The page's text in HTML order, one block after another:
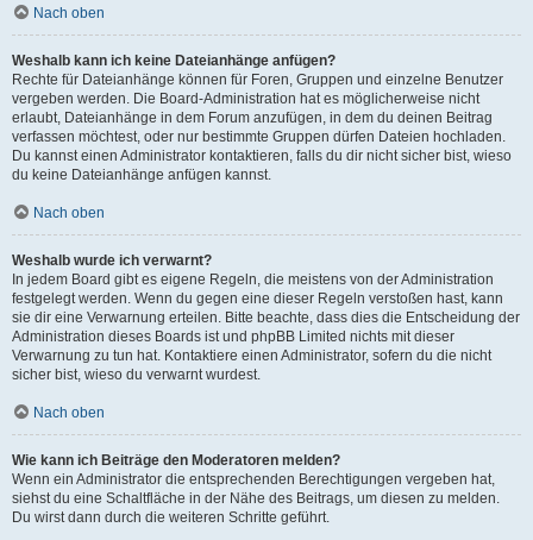
Nach oben
Weshalb kann ich keine Dateianhänge anfügen?
Rechte für Dateianhänge können für Foren, Gruppen und einzelne Benutzer
vergeben werden. Die Board-Administration hat es möglicherweise nicht
erlaubt, Dateianhänge in dem Forum anzufügen, in dem du deinen Beitrag
verfassen möchtest, oder nur bestimmte Gruppen dürfen Dateien hochladen.
Du kannst einen Administrator kontaktieren, falls du dir nicht sicher bist, wieso
du keine Dateianhänge anfügen kannst.
Nach oben
Weshalb wurde ich verwarnt?
In jedem Board gibt es eigene Regeln, die meistens von der Administration
festgelegt werden. Wenn du gegen eine dieser Regeln verstoßen hast, kann
sie dir eine Verwarnung erteilen. Bitte beachte, dass dies die Entscheidung der
Administration dieses Boards ist und phpBB Limited nichts mit dieser
Verwarnung zu tun hat. Kontaktiere einen Administrator, sofern du die nicht
sicher bist, wieso du verwarnt wurdest.
Nach oben
Wie kann ich Beiträge den Moderatoren melden?
Wenn ein Administrator die entsprechenden Berechtigungen vergeben hat,
siehst du eine Schaltfläche in der Nähe des Beitrags, um diesen zu melden.
Du wirst dann durch die weiteren Schritte geführt.